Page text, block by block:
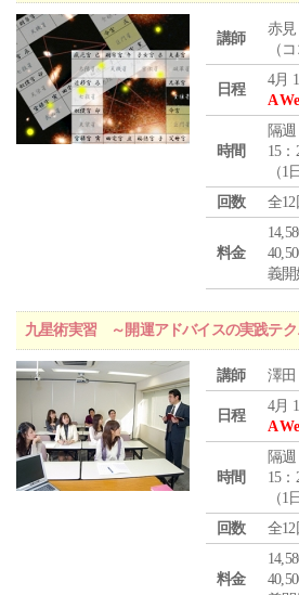
講師
赤
（
日程
4月
A
時間
隔週
15：
（1
回数
全12
料金
義開
九星術実習 ～開運アドバイスの実践テク
講師 澤
日程
4月
A
時間
隔週
15：
（1
回数
全12
料金